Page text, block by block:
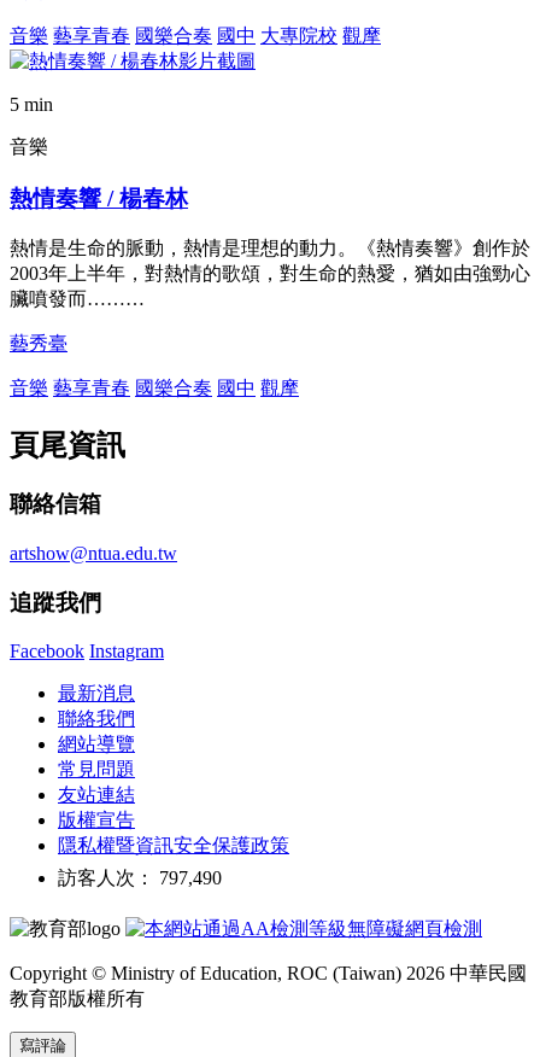
音樂 藝享青春 國樂合奏 國中 大專院校 觀摩
5 min
音樂
熱情奏響 / 楊春林
熱情是生命的脈動，熱情是理想的動力。《熱情奏響》創作於
2003年上半年，對熱情的歌頌，對生命的熱愛，猶如由強勁心
臟噴發而………
藝秀臺
音樂 藝享青春 國樂合奏 國中 觀摩
頁尾資訊
聯絡信箱
artshow@ntua.edu.tw
追蹤我們
Facebook Instagram
最新消息
聯絡我們
網站導覽
常見問題
友站連結
版權宣告
隱私權暨資訊安全保護政策
訪客人次： 797,490
Copyright © Ministry of Education, ROC (Taiwan) 2026 中華民國
教育部版權所有
寫評論